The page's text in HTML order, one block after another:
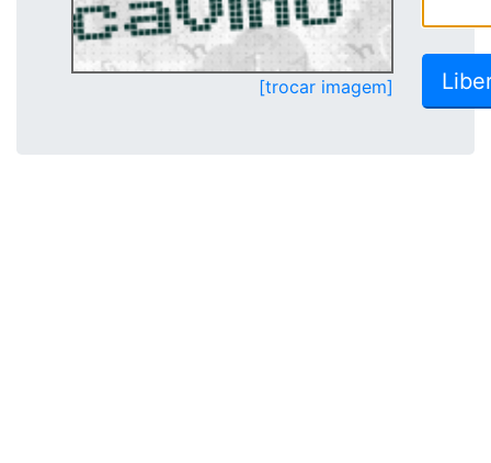
[trocar imagem]